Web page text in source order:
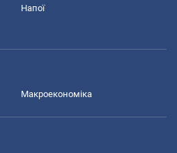
Напої
Макроекономіка